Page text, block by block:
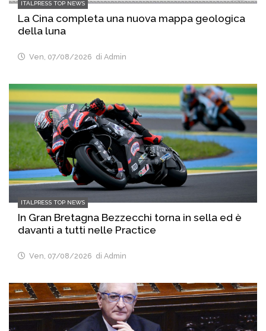
ITALPRESS TOP NEWS
La Cina completa una nuova mappa geologica
della luna
Ven, 07/08/2026 di Admin
ITALPRESS TOP NEWS
In Gran Bretagna Bezzecchi torna in sella ed è
davanti a tutti nelle Practice
Ven, 07/08/2026 di Admin